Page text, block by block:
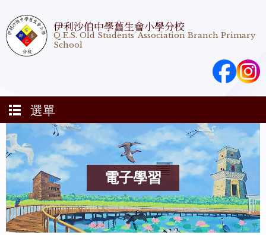
伊利沙伯中學舊生會小學分校
Q.E.S. Old Students' Association Branch Primary
School
選單
電子學習